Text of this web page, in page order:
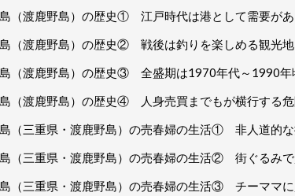
（渡鹿野島）の歴史① 江戸時代は港として需要があ
（渡鹿野島）の歴史② 戦後は釣りを楽しめる観光地
（渡鹿野島）の歴史③ 全盛期は1970年代～1990年
（渡鹿野島）の歴史④ 人身売買までもが横行する危
（三重県・渡鹿野島）の売春婦の生活① 非人道的な
（三重県・渡鹿野島）の売春婦の生活② 街ぐるみで
（三重県・渡鹿野島）の売春婦の生活③ チーママに